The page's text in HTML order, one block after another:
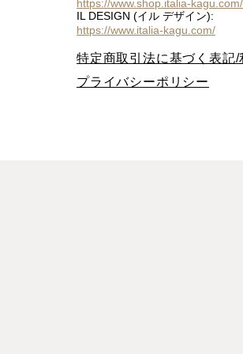
https://www.shop.italia-kagu.com/
IL DESIGN (イル デザイン):
https://www.italia-kagu.com/
特定商取引法に基づく表記/
プライバシーポリシー